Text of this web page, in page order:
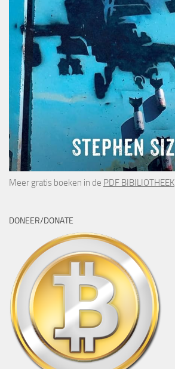
Meer gratis boeken in de PDF BIBILIOTHEEK
DONEER/DONATE